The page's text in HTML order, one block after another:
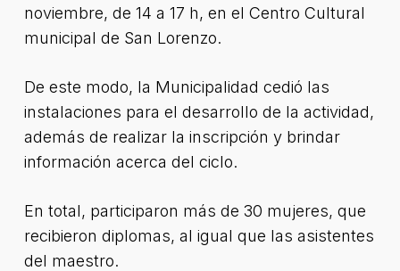
noviembre, de 14 a 17 h, en el Centro Cultural
municipal de San Lorenzo.
De este modo, la Municipalidad cedió las
instalaciones para el desarrollo de la actividad,
además de realizar la inscripción y brindar
información acerca del ciclo.
En total, participaron más de 30 mujeres, que
recibieron diplomas, al igual que las asistentes
del maestro.